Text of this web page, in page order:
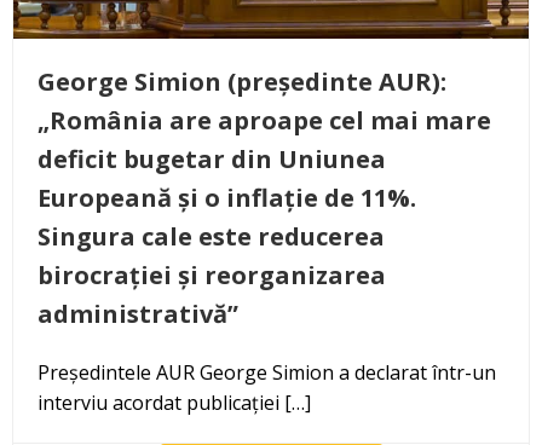
George Simion (președinte AUR):
„România are aproape cel mai mare
deficit bugetar din Uniunea
Europeană și o inflație de 11%.
Singura cale este reducerea
birocrației și reorganizarea
administrativă”
Președintele AUR George Simion a declarat într-un
interviu acordat publicației […]